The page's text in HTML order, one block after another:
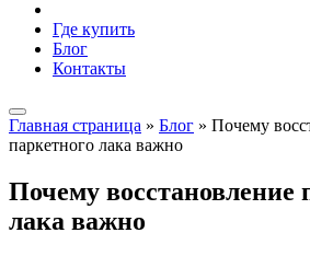
Где купить
Блог
Контакты
Главная страница » Блог » Почему
паркетного лака важно
Почему восстановление
лака важно